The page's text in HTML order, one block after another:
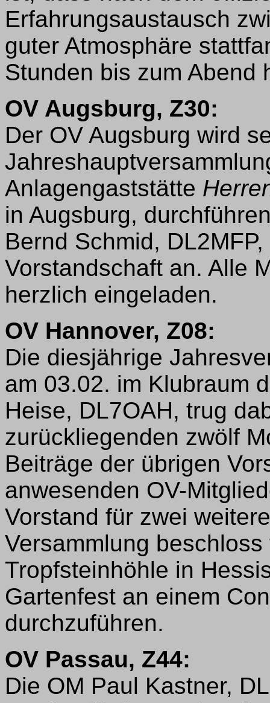
Erfahrungsaustausch
guter Atmosphäre
Stunden bis zum Abend
OV Augsburg, Z30:
Der OV Augsburg wird
Anlagengaststätte
in Augsburg,
Bernd Schmid,
Vorstandschaft an. Alle
herzlich eingeladen.
OV Hannover, Z08:
Die diesjährige
am 03.02. im Klubraum
Heise, DL7OAH, trug
zurückliegenden zwölf
Beiträge der übrigen
anwesenden OV-
Vorstand für zwei
Versammlung
Tropfsteinhöhle in
Gartenfest an einem
durchzuführen.
OV Passau, Z44:
Die OM Paul Kastner,